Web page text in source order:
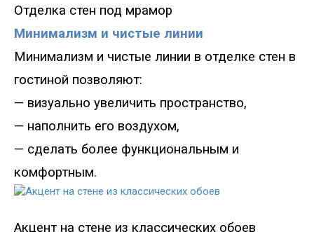
Отделка стен под мрамор
Минимализм и чистые линии
Минимализм и чистые линии в отделке стен в
гостиной позволяют:
— визуально увеличить пространство,
— наполнить его воздухом,
— сделать более функциональным и
комфортным.
Акцент на стене из классических обоев